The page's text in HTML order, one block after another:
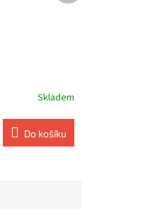
Skladem
Do košíku